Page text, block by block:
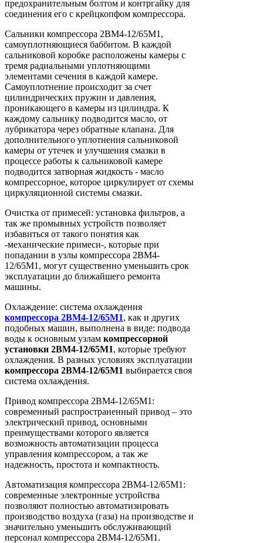
предохранительным болтом и контргайку для
соединения его с крейцкопфом компрессора.
Сальники компрессора 2ВМ4-12/65М1,
самоуплотняющиеся баббитом. В каждой
сальниковой коробке расположены камеры с
тремя радиальными уплотняющими
элементами сечения в каждой камере.
Самоуплотнение происходит за счет
цилиндрических пружин и давления,
проникающего в камеры из цилиндра. К
каждому сальнику подводится масло, от
лубрикатора через обратные клапана. Для
дополнительного уплотнения сальниковой
камеры от утечек и улучшения смазки в
процессе работы к сальниковой камере
подводится затворная жидкость - масло
компрессорное, которое циркулирует от схемы
циркуляционной системы смазки.
Очистка от примесей: установка фильтров, а
так же промывных устройств позволяет
избавиться от такого понятия как
-механические примеси-, которые при
попадании в узлы компрессора 2ВМ4-
12/65М1, могут существенно уменьшить срок
эксплуатации до ближайшего ремонта
машины.
Охлаждение: система охлаждения
компрессора 2ВМ4-12/65М1, как и других
подобных машин, выполнена в виде: подвода
воды к основным узлам компрессорной
установки 2ВМ4-12/65М1, которые требуют
охлаждения. В разных условиях эксплуатации
компрессора 2ВМ4-12/65М1 выбирается своя
система охлаждения.
Привод компрессора 2ВМ4-12/65М1:
современный распространенный привод – это
электрический привод, основными
преимуществами которого является
возможность автоматизации процесса
управления компрессором, а так же
надежность, простота и компактность.
Автоматизация компрессора 2ВМ4-12/65М1:
современные электронные устройства
позволяют полностью автоматизировать
производство воздуха (газа) на производстве и
значительно уменьшить обслуживающий
персонал компрессора 2ВМ4-12/65М1.